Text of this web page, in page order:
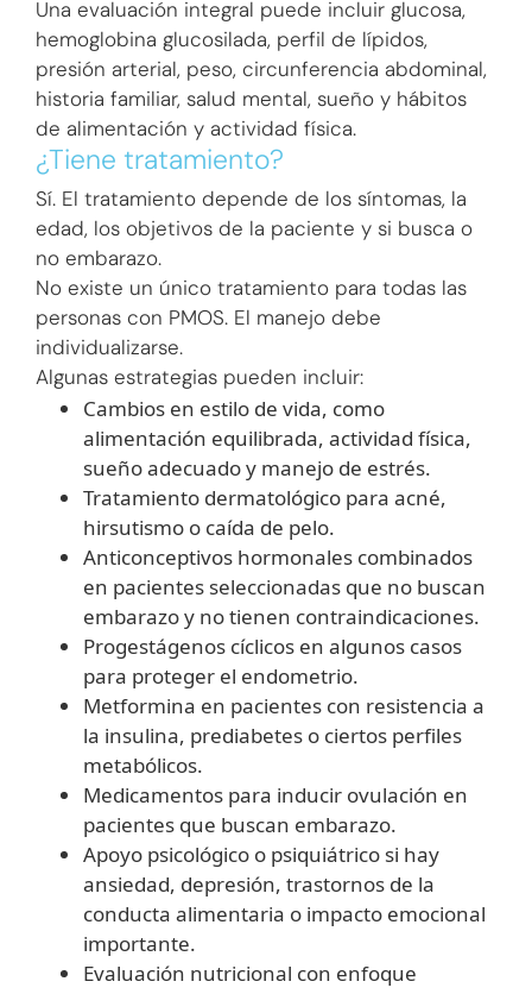
Una evaluación integral puede incluir glucosa,
hemoglobina glucosilada, perfil de lípidos,
presión arterial, peso, circunferencia abdominal,
historia familiar, salud mental, sueño y hábitos
de alimentación y actividad física.
¿Tiene tratamiento?
Sí. El tratamiento depende de los síntomas, la
edad, los objetivos de la paciente y si busca o
no embarazo.
No existe un único tratamiento para todas las
personas con PMOS. El manejo debe
individualizarse.
Algunas estrategias pueden incluir:
Cambios en estilo de vida, como
alimentación equilibrada, actividad física,
sueño adecuado y manejo de estrés.
Tratamiento dermatológico para acné,
hirsutismo o caída de pelo.
Anticonceptivos hormonales combinados
en pacientes seleccionadas que no buscan
embarazo y no tienen contraindicaciones.
Progestágenos cíclicos en algunos casos
para proteger el endometrio.
Metformina en pacientes con resistencia a
la insulina, prediabetes o ciertos perfiles
metabólicos.
Medicamentos para inducir ovulación en
pacientes que buscan embarazo.
Apoyo psicológico o psiquiátrico si hay
ansiedad, depresión, trastornos de la
conducta alimentaria o impacto emocional
importante.
Evaluación nutricional con enfoque